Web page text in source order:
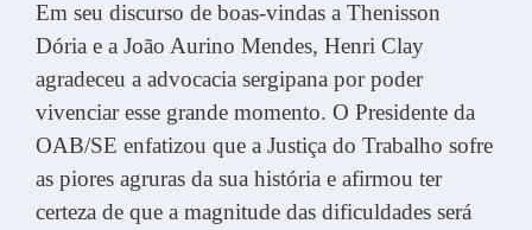
Em seu discurso de boas-vindas a Thenisson
Dória e a João Aurino Mendes, Henri Clay
agradeceu a advocacia sergipana por poder
vivenciar esse grande momento. O Presidente da
OAB/SE enfatizou que a Justiça do Trabalho sofre
as piores agruras da sua história e afirmou ter
certeza de que a magnitude das dificuldades será